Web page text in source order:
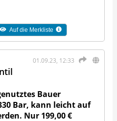
Auf die Merkliste
01.09.23, 12:33
Bauer
Bar, kann leicht auf
Nur 199,00 €